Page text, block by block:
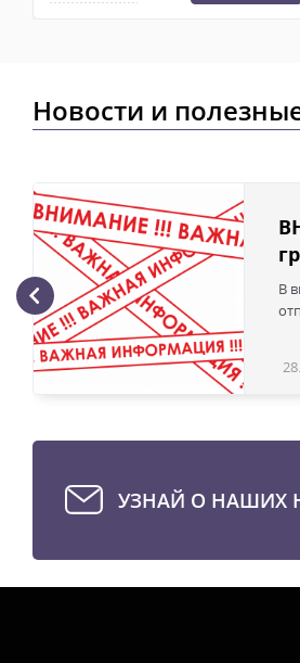
Новости и
В
УЗНАЙ О НАШИХ